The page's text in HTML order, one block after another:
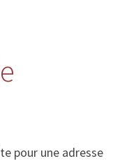
pour une adresse